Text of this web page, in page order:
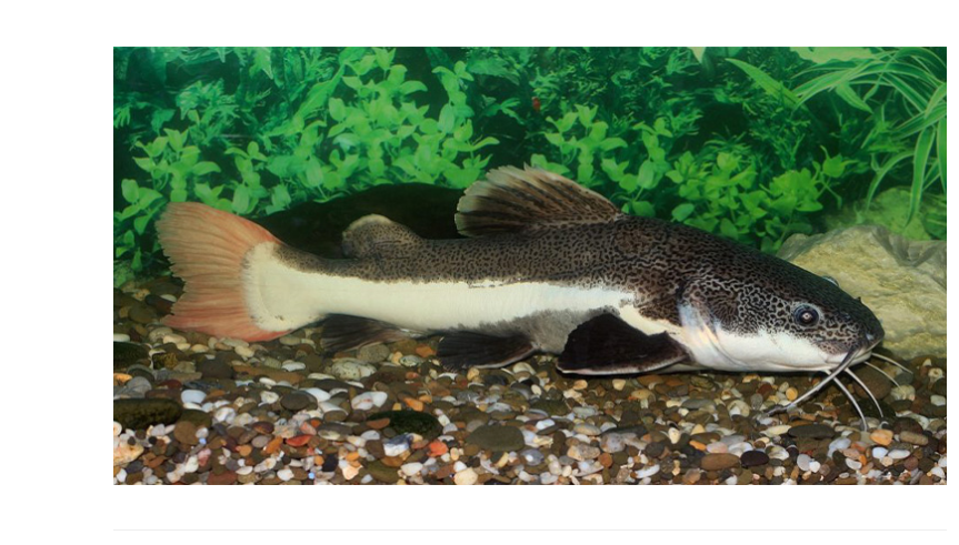
Zehirli Balık Cinsleri Hakkında
Daha Önce Duymadığınız 10
Bilgi
22.05.2020
Yunuslar Hakkında Bilmeniz
Gereken 10 İlginç Bilgi
22.05.2020
Türkçe Balık İsimleri ve
Anlamları
22.05.2020
Japon Balıkları Hakkında 15
İlginç Bilgi
22.05.2020
Zehirli Balık Cinsleri Hakkında
Daha Önce Duymadığınız 10
Bilgi
22.05.2020
Yunuslar Hakkında Bilmeniz
Gereken 10 İlginç Bilgi
22.05.2020
Türkçe Balık İsimleri ve
Anlamları
22.05.2020
Japon Balıkları Hakkında 15
İlginç Bilgi
22.05.2020